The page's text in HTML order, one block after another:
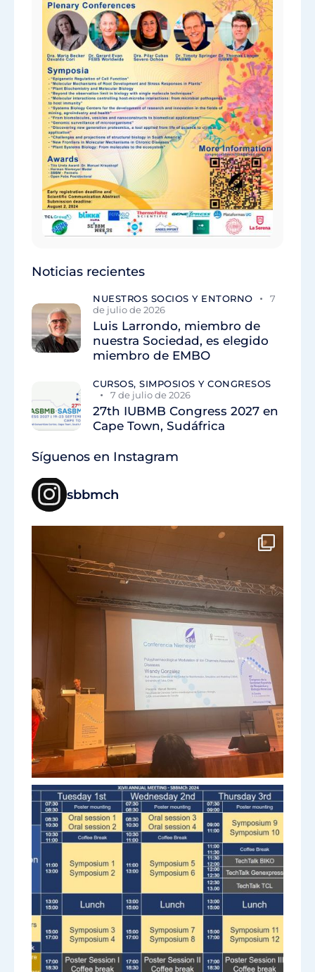
Noticias recientes
NUESTROS SOCIOS Y ENTORNO
7
de julio de 2026
Luis Larrondo, miembro de
nuestra Sociedad, es elegido
miembro de EMBO
CURSOS, SIMPOSIOS Y CONGRESOS
7 de julio de 2026
27th IUBMB Congress 2027 en
Cape Town, Sudáfrica
Síguenos en Instagram
sbbmch